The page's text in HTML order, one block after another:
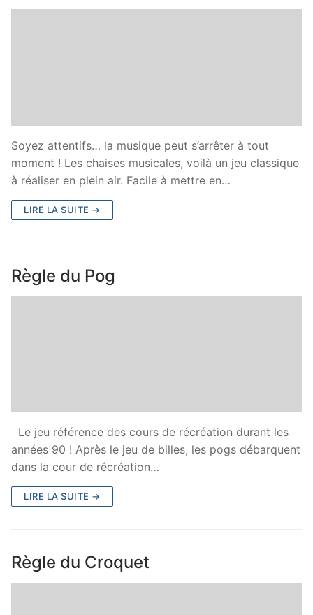
Soyez attentifs… la musique peut s’arrêter à tout
moment ! Les chaises musicales, voilà un jeu classique
à réaliser en plein air. Facile à mettre en…
LIRE LA SUITE →
Règle du Pog
Le jeu référence des cours de récréation durant les
années 90 ! Après le jeu de billes, les pogs débarquent
dans la cour de récréation…
LIRE LA SUITE →
Règle du Croquet